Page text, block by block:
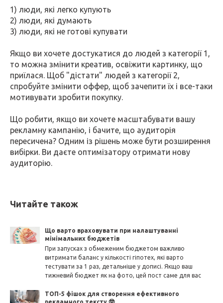
1) люди, які легко купують
2) люди, які думають
3) люди, які не готові купувати
Якщо ви хочете достукатися до людей з категорії 1,
то можна змінити креатив, освіжити картинку, що
приїлася. Щоб "дістати" людей з категорії 2,
спробуйте змінити оффер, щоб зачепити їх і все-таки
мотивувати зробити покупку.
Що робити, якщо ви хочете масштабувати вашу
рекламну кампанію, і бачите, що аудиторія
пересичена? Одним із рішень може бути розширення
вибірки. Ви даєте оптимізатору отримати нову
аудиторію.
Читайте також
Що варто враховувати при налаштуванні
мінімальних бюджетів
При запусках з обмеженим бюджетом важливо
витримати баланс у кількості гіпотех, які варто
тестувати за 1 раз, детальніше у дописі. Якщо ваш
тижневий бюджет як на фото, цей пост саме для вас
ТОП-5 фішок для створення ефективного